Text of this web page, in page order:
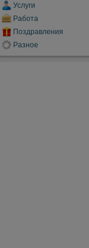
Услуги
Работа
Поздравления
Разное